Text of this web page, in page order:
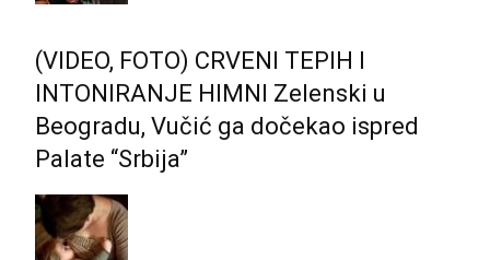
(VIDEO, FOTO) CRVENI TEPIH I
INTONIRANJE HIMNI Zelenski u
Beogradu, Vučić ga dočekao ispred
Palate “Srbija”